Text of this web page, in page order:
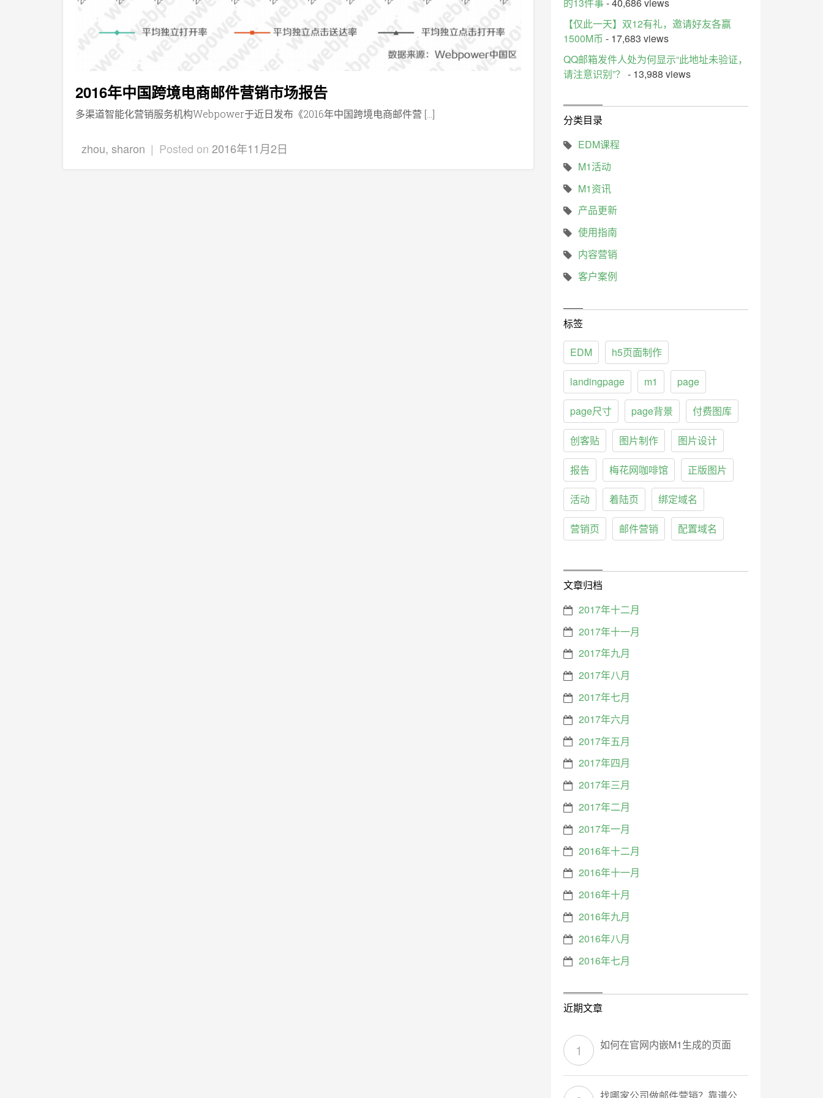
2016年中国跨境电商邮件营销市场报告
多渠道智能化营销服务机构Webpower于近日发布《2016年中国跨境电商邮件营 […]
zhou, sharon | Posted on 2016年11月2日
【仅此一天】双12有礼，邀请好友各赢
1500M币 - 17,683 views
QQ邮箱发件人处为何显示“此地址未验证，
请注意识别”？ - 13,988 views
分类目录
EDM课程
M1活动
M1资讯
产品更新
使用指南
内容营销
客户案例
标签
EDM h5页面制作
landingpage m1 page
page尺寸 page背景 付费图库
创客贴 图片制作 图片设计
报告 梅花网咖啡馆 正版图片
活动 着陆页 绑定域名
营销页 邮件营销 配置域名
文章归档
2017年十二月
2017年十一月
2017年九月
2017年八月
2017年七月
2017年六月
2017年五月
2017年四月
2017年三月
2017年二月
2017年一月
2016年十二月
2016年十一月
2016年十月
2016年九月
2016年八月
2016年七月
近期文章
如何在官网内嵌M1生成的页面
找哪家公司做邮件营销？靠谱公